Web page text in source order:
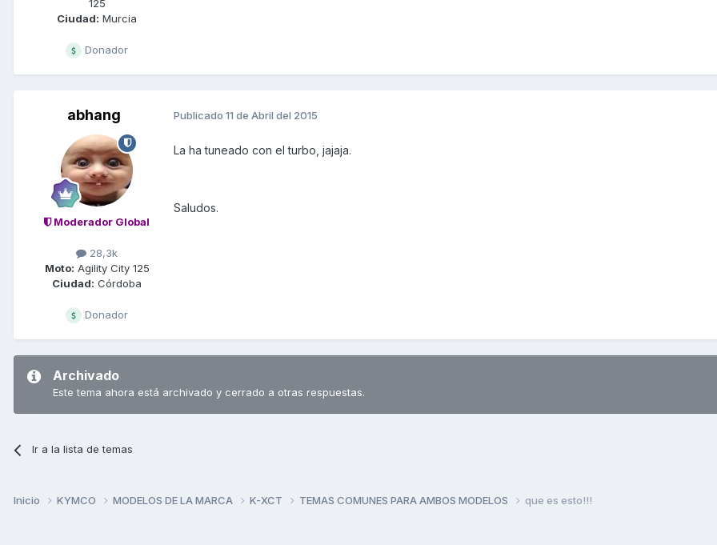
125
Ciudad: Murcia
Donador
abhang
Moderador Global
28,3k
Moto: Agility City 125
Ciudad: Córdoba
Donador
Publicado 11 de Abril del 2015
La ha tuneado con el turbo, jajaja.
Saludos.
Archivado
Este tema ahora está archivado y cerrado a otras respuestas.
Ir a la lista de temas
Inicio KYMCO MODELOS DE LA MARCA K-XCT TEMAS COMUNES PARA AMBOS MODELOS que es esto!!!